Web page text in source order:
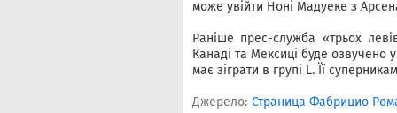
може увійти Ноні Мадуеке з
Раніше прес-служба «трьох
Канаді та Мексиці буде
має зіграти в групі L. Її
Джерело: Страница Фабрицио